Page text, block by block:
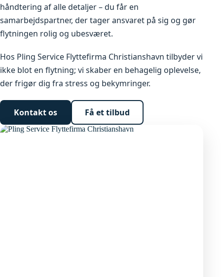
håndtering af alle detaljer – du får en
samarbejdspartner, der tager ansvaret på sig og gør
flytningen rolig og ubesværet.
Hos Pling Service Flyttefirma Christianshavn tilbyder vi
ikke blot en flytning; vi skaber en behagelig oplevelse,
der frigør dig fra stress og bekymringer.
Kontakt os Få et tilbud